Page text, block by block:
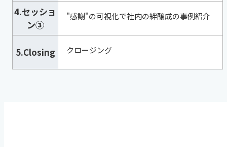
4.セッショ
ン③
"感謝"の可視化で社内の絆醸成の事例紹介
5.Closing クロージング